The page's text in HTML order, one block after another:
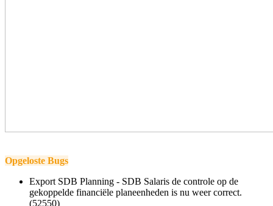
Opgeloste Bugs
Export SDB Planning - SDB Salaris de controle op de
gekoppelde financiële planeenheden is nu weer correct.
(52550)